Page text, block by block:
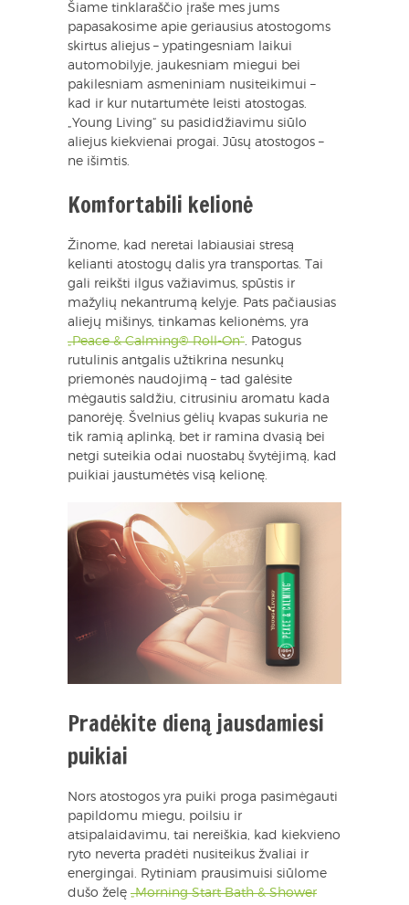
Šiame tinklaraščio įraše mes jums
papasakosime apie geriausius atostogoms
skirtus aliejus – ypatingesniam laikui
automobilyje, jaukesniam miegui bei
pakilesniam asmeniniam nusiteikimui –
kad ir kur nutartumėte leisti atostogas.
„Young Living“ su pasididžiavimu siūlo
aliejus kiekvienai progai. Jūsų atostogos –
ne išimtis.
Komfortabili kelionė
Žinome, kad neretai labiausiai stresą
kelianti atostogų dalis yra transportas. Tai
gali reikšti ilgus važiavimus, spūstis ir
mažylių nekantrumą kelyje. Pats pačiausias
aliejų mišinys, tinkamas kelionėms, yra
„Peace & Calming® Roll-On“ . Patogus
rutulinis antgalis užtikrina nesunkų
priemonės naudojimą – tad galėsite
mėgautis saldžiu, citrusiniu aromatu kada
panorėję. Švelnius gėlių kvapas sukuria ne
tik ramią aplinką, bet ir ramina dvasią bei
netgi suteikia odai nuostabų švytėjimą, kad
puikiai jaustumėtės visą kelionę.
Pradėkite dieną jausdamiesi
puikiai
Nors atostogos yra puiki proga pasimėgauti
papildomu miegu, poilsiu ir
atsipalaidavimu, tai nereiškia, kad kiekvieno
ryto neverta pradėti nusiteikus žvaliai ir
energingai. Rytiniam prausimuisi siūlome
dušo želę „Morning Start Bath & Shower